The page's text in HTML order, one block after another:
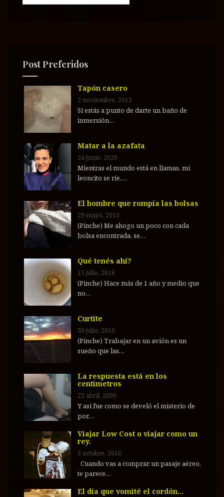
s
Post Preferidos
Tapón casero
2 noviembre, 2012
Si estás a punto de darte un baño de
inmersión…
Matar a la azafata
24 junio, 2020
Mientras el mundo está en llamas, mi
leoncito se ríe.…
El hombre que rompía las bolsas
29 mayo, 2015
(Pinche) Me ahogo un poco con cada
bolsa encontrada, se…
Qué tenés ahí?
15 julio, 2016
(Pinche) Hace más de 1 año y medio que
no…
Curtite
30 julio, 2016
(Pinche) Trabajar en un avión es un
sueño que las…
La respuesta está en los
centímetros
23 abril, 2009
Y así fue como se develó el misterio de
por…
Viajar Low Cost o viajar como un
rey.
3 octubre, 2016
Cuando vas a comprar un pasaje aéreo,
te parece…
El día que vomité el cordón…